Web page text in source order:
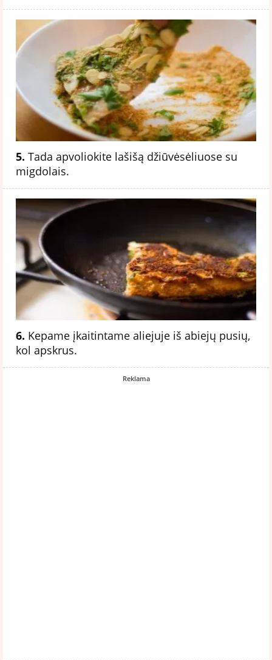
5. Tada apvoliokite lašišą džiūvėsėliuose su
migdolais.
6. Kepame įkaitintame aliejuje iš abiejų pusių,
kol apskrus.
Reklama